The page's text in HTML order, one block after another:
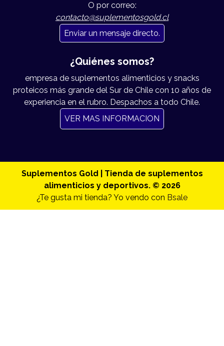
O por correo:
contacto@suplementosgold.cl
Enviar un mensaje directo.
¿Quiénes somos?
empresa de suplementos alimenticios y snacks
proteicos más grande del Sur de Chile con 10 años de
experiencia en el rubro. Despachos a todo Chile.
VER MAS INFORMACION
Suplementos Gold | Tienda de suplementos
alimenticios y deportivos. © 2026
¿Te gusta mi tienda? Yo vendo con Bsale